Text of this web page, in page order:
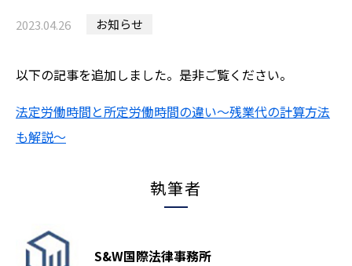
2023.04.26 お知らせ
以下の記事を追加しました。是非ご覧ください。
法定労働時間と所定労働時間の違い～残業代の計算方法
も解説～
執筆者
S&W国際法律事務所